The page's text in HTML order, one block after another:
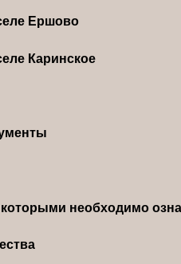
Ершово
Каринское
необходимо